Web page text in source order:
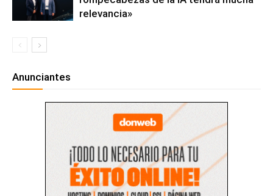
relevancia»
Anunciantes